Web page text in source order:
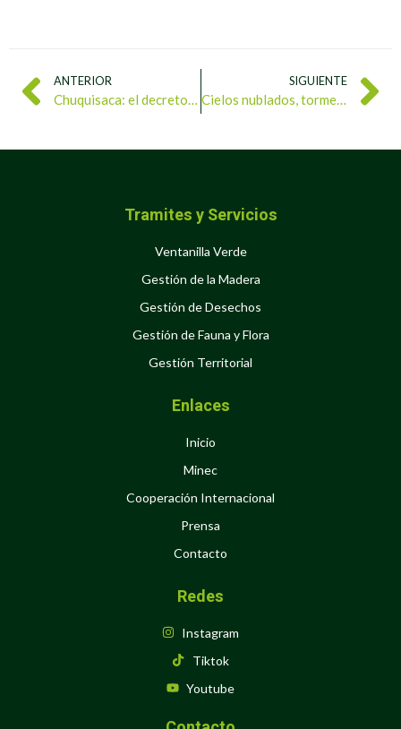
ANTERIOR
Chuquisaca: el decreto ecológico de Bolívar que inspira la Venezuela del futuro
SIGUIENTE
Cielos nublados, tormentas y fuerte calor en horas vespertinas prevén para este jueves
Tramites y Servicios
Ventanilla Verde
Gestión de la Madera
Gestión de Desechos
Gestión de Fauna y Flora
Gestión Territorial
Enlaces
Inicio
Minec
Cooperación Internacional
Prensa
Contacto
Redes
Instagram
Tiktok
Youtube